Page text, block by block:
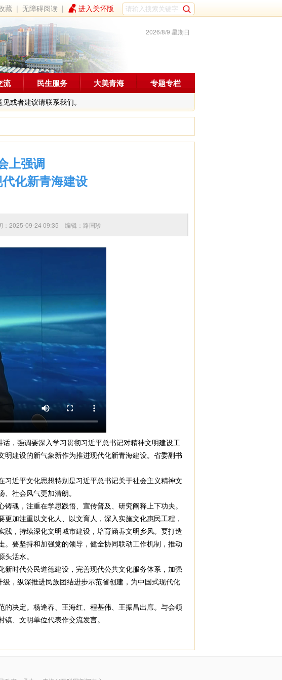
藏 |无障碍阅读 | 进入关怀版
2026/8/9 星期日
或者建议请联系我们。
流 民生服务 大美青海 专题专栏
上强调
化新青海建设
：2025-09-24 09:35 编辑：路国珍
，强调要深入学习贯彻习近平总书记对精神文明建设工
建设的新气象新作为推进现代化新青海建设。省委副书
近平文化思想特别是习近平总书记关于社会主义精神文
社会风气更加清朗。
，注重在学思践悟、宣传普及、研究阐释上下功夫。
加注重以文化人、以文育人，深入实施文化惠民工程，
，持续深化文明城市建设，培育涵养文明乡风。要打造
要坚持和加强党的领导，健全协同联动工作机制，推动
活水。
时代公民道德建设，完善现代公共文化服务体系，加强
，纵深推进民族团结进步示范省创建，为中国式现代化
决定。杨逢春、王海红、程基伟、王振昌出席。与会领
、文明单位代表作交流发言。